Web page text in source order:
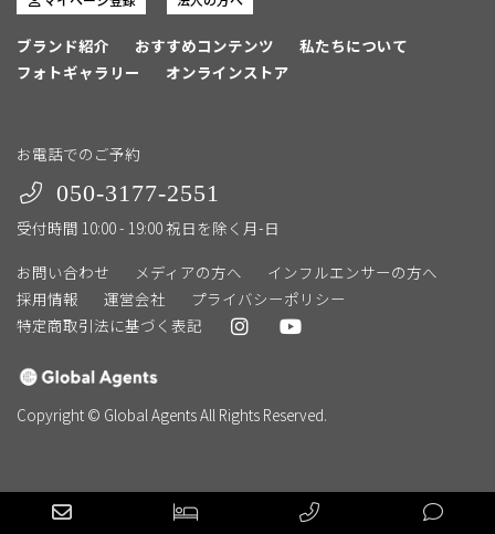
ブランド紹介 おすすめコンテンツ
私たちについて
フォトギャラリー
オンラインストア
お電話でのご予約
050-3177-2551
受付時間 10:00 - 19:00 祝日を除く月-日
お問い合わせ
メディアの方へ
インフルエンサーの方へ
採用情報
運営会社
プライバシーポリシー
特定商取引法に基づく表記
Copyright © Global Agents All Rights Reserved.